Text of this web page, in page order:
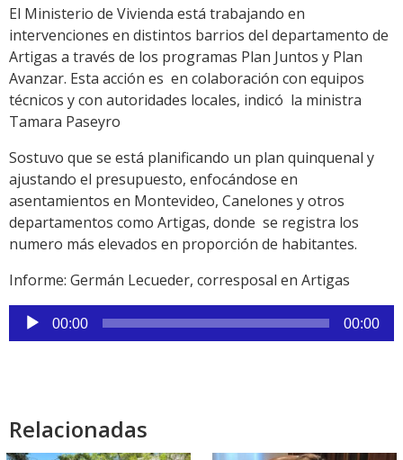
Link
El Ministerio de Vivienda está trabajando en
intervenciones en distintos barrios del departamento de
Artigas a través de los programas Plan Juntos y Plan
Avanzar. Esta acción es en colaboración con equipos
técnicos y con autoridades locales, indicó la ministra
Tamara Paseyro
Sostuvo que se está planificando un plan quinquenal y
ajustando el presupuesto, enfocándose en
asentamientos en Montevideo, Canelones y otros
departamentos como Artigas, donde se registra los
numero más elevados en proporción de habitantes.
Informe: Germán Lecueder, corresposal en Artigas
Reproductor
de
00:00 00:00
Relacionadas